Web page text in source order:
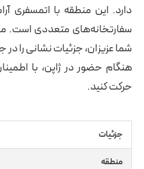
دارد. این منطقه با اتمسفری
سفارتخانه‌های متعددی است.
شما عزیزان، جزئیات نشانی را در
هنگام حضور در ژاپن، با
حرکت کنید.
جزئیات
منطقه